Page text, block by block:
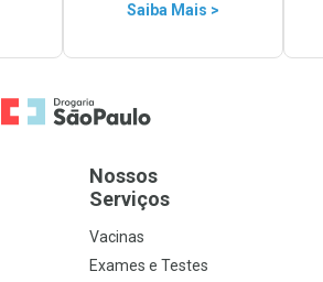
Saiba Mais >
Ir para a Home
Nossos
Serviços
Vacinas
Exames e Testes